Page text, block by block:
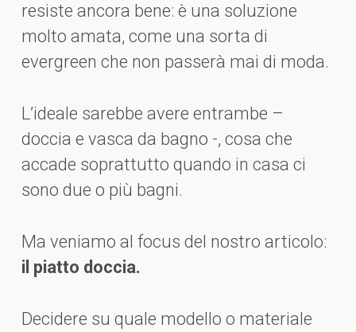
resiste ancora bene: è una soluzione
molto amata, come una sorta di
evergreen che non passerà mai di moda.
L’ideale sarebbe avere entrambe –
doccia e vasca da bagno -, cosa che
accade soprattutto quando in casa ci
sono due o più bagni.
Ma veniamo al focus del nostro articolo:
il piatto doccia.
Decidere su quale modello o materiale